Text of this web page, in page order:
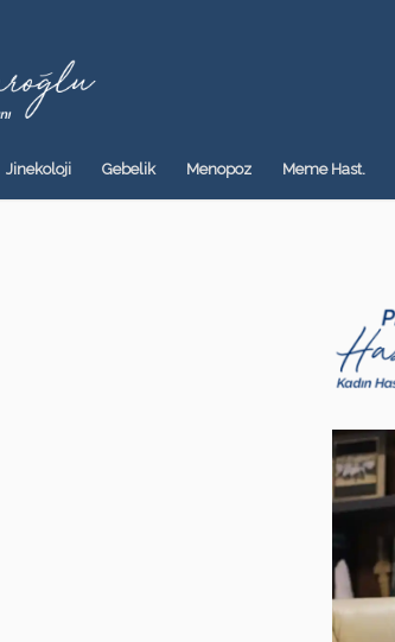
Jinekoloji Gebelik Menopoz Meme Hast.